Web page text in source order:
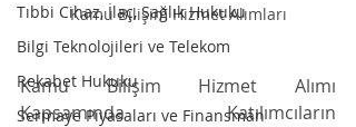
Tıbbi Cihaz, İlaç, Sağlık Hukuku
Bilgi Teknolojileri ve Telekom
Rekabet Hukuku
Sermaye Piyasaları ve Finansman
Kamu Bilişim Hizmet Alımları
Kamu Bilişim Hizmet Alımı
Kapsamında Katılımcıların